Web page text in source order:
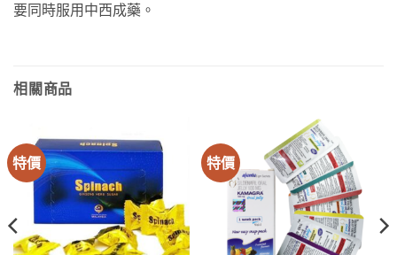
要同時服用中西成藥。
相關商品
特價 特價